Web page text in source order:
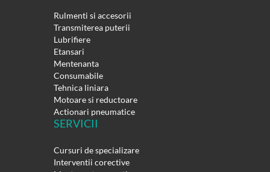
Rulmenti si accesorii
Transmiterea puterii
Lubrifiere
Etansari
Mentenanta
Consumabile
Tehnica liniara
Motoare si reductoare
Actionari pneumatice
SERVICII
Cursuri de specializare
Interventii corective